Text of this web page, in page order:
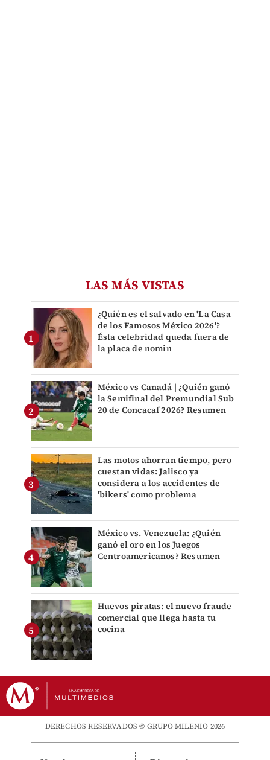
LAS MÁS VISTAS
¿Quién es el salvado en 'La Casa
de los Famosos México 2026'?
Ésta celebridad queda fuera de
la placa de nomin
México vs Canadá | ¿Quién ganó
la Semifinal del Premundial Sub
20 de Concacaf 2026? Resumen
Las motos ahorran tiempo, pero
cuestan vidas: Jalisco ya
considera a los accidentes de
'bikers' como problema
México vs. Venezuela: ¿Quién
ganó el oro en los Juegos
Centroamericanos? Resumen
Huevos piratas: el nuevo fraude
comercial que llega hasta tu
cocina
DERECHOS RESERVADOS © GRUPO MILENIO 2026